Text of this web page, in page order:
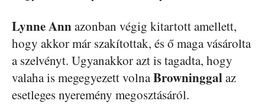
Lynne Annazonban végig kitartott amellett,
hogy akkor már szakítottak, és ő maga vásárolta
a szelvényt. Ugyanakkor azt is tagadta, hogy
valaha is megegyezett volnaBrowninggalaz
esetleges nyeremény megosztásáról.